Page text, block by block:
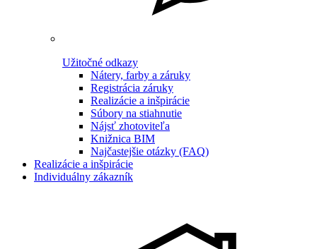
Užitočné odkazy
Nátery, farby a záruky
Registrácia záruky
Realizácie a inšpirácie
Súbory na stiahnutie
Nájsť zhotoviteľa
Knižnica BIM
Najčastejšie otázky (FAQ)
Realizácie a inšpirácie
Individuálny zákazník